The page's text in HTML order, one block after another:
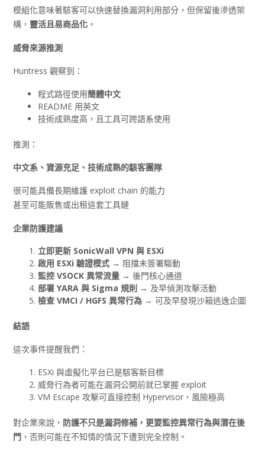
模組化意味著駭客可以快速替換漏洞利用部分，但保留後滲透架
構， 靈活且易商品化 。
威脅來源推測
Huntress 觀察到：
程式路徑使用簡體中文
README 用英文
技術成熟度高，且工具可跨語系使用
推測：
中文系、資源充足、技術成熟的駭客團隊
很可能具備長期維護 exploit chain 的能力
甚至可能販售或出租這套工具鏈
企業防護建議
立即更新 SonicWall VPN 與 ESXi
啟用 ESXi 驗證模式 → 阻擋未簽署驅動
監控 VSOCK 異常流量 → 後門核心通道
部署 YARA 與 Sigma 規則 → 及早偵測攻擊活動
檢查 VMCI / HGFS 異常行為 → 可及早發現沙箱逃逸企圖
結語
這次事件提醒我們：
ESXi 與虛擬化平台已是駭客新目標
威脅行為者可能在漏洞公開前就已掌握 exploit
VM Escape 攻擊可直接控制 Hypervisor，風險極高
對企業來說， 防護不只是漏洞修補，更要監控異常行為與潛在後
門 ，否則可能在不知情的情況下遭到完全控制。